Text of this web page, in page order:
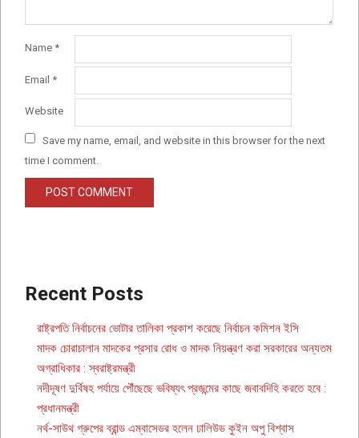
Name *
Email *
Website
Save my name, email, and website in this browser for the next
time I comment.
Recent Posts
রাষ্ট্রপতি নির্বাচনের ভোটার তালিকা প্রকাশ করেছে নির্বাচন কমিশন ইসি
মাদক চোরাচালান মাদকের প্রসার রোধ ও মাদক নিয়ন্ত্রণ করা সরকারের অন্যতম
অগ্রাধিকার : স্বরাষ্ট্রমন্ত্রী
নদীদূষণ দুর্বিষহ পর্যায়ে পৌঁছেছে ভবিষ্যৎ প্রজন্মের কাছে জবাবদিহি করতে হবে :
প্রধানমন্ত্রী
নর্থ-সাউথ গ্রুপের ব্রান্ড এম্বাসেডর হলেন ঢালিউড কুইন অপু বিশ্বাস